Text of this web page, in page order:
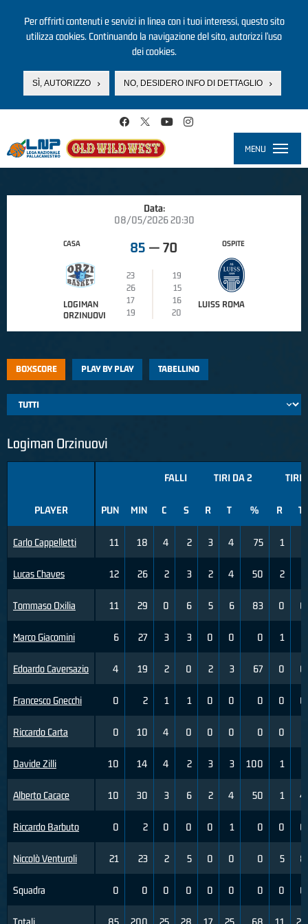
Per offrirti contenuti e servizi in linea con i tuoi interessi, questo sito
utilizza cookies. Continuando la navigazione del sito, autorizzi l’uso
dei cookies.
SÌ, AUTORIZZO NO, DESIDERO INFO DI DETTAGLIO
MENU
Data:
08/05/2026 20:30
CASA
LOGIMAN
ORZINUOVI
85 — 70
23
19
26
15
17
16
19
20
OSPITE
LUISS ROMA
BOXSCORE PLAY BY PLAY TABELLINO
Logiman Orzinuovi
PLAYER
Carlo Cappelletti
Lucas Chaves
Tommaso Oxilia
Marco Giacomini
Edoardo Caversazio
Francesco Gnecchi
Riccardo Carta
Davide Zilli
Alberto Cacace
Riccardo Barbuto
Niccolò Venturoli
Squadra
FALLI TIRI DA 2 TIRI
PUN MIN C S R T % R T
11 18 4 2 3 4 75 1
12 26 2 3 2 4 50 2
11 29 0 6 5 6 83 0 0
6 27 3 3 0 0 0 1
4 19 2 0 2 3 67 0 0
0 2 1 1 0 0 0 0 0
0 10 4 0 0 0 0 0
10 14 4 2 3 3 100 1
10 30 3 6 2 4 50 1 4
0 2 0 0 0 1 0 0 0
21 23 2 5 0 0 0 5 8
0 0 0 0 0 0 0 0 0